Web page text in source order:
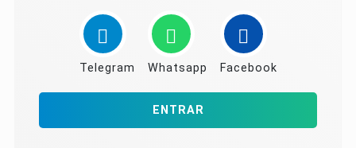
Telegram Whatsapp Facebook
ENTRAR